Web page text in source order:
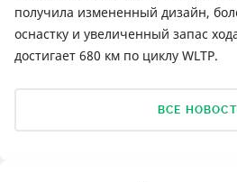
получила измененный дизайн,
оснастку и увеличенный запас
достигает 680 км по циклу WLTP.
ВСЕ